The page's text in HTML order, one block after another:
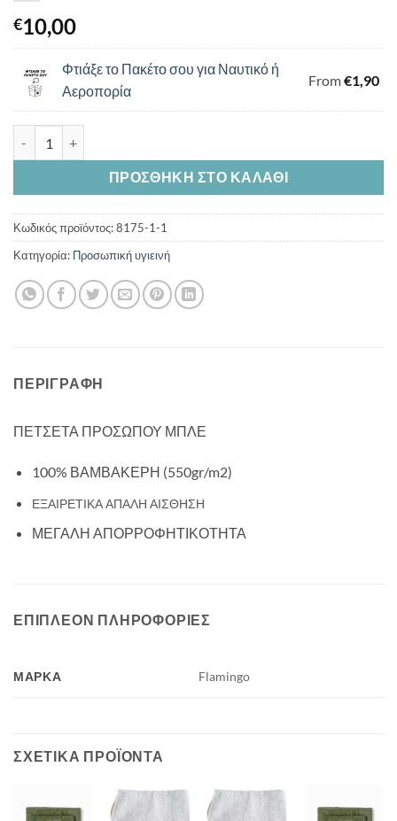
€10,00
Φτιάξε το Πακέτο σου για Ναυτικό ή
Αεροπορία
From€1,90
ΠΡΟΣΘΉΚΗ ΣΤΟ ΚΑΛΆΘΙ
Κωδικός προϊόντος:8175-1-1
Κατηγορία: Προσωπική υγιεινή
ΠΕΡΙΓΡΑΦΉ
ΠΕΤΣΕΤΑ ΠΡΟΣΩΠΟΥ ΜΠΛΕ
100% ΒΑΜΒΑΚΕΡΗ (550gr/m2)
ΕΞΑΙΡΕΤΙΚΑ ΑΠΑΛΗ ΑΙΣΘΗΣΗ
ΜΕΓΑΛΗ ΑΠΟΡΡΟΦΗΤΙΚΟΤΗΤΑ
ΕΠΙΠΛΈΟΝ ΠΛΗΡΟΦΟΡΊΕΣ
ΜΆΡΚΑ Flamingo
ΣΧΕΤΙΚΆ ΠΡΟΪΌΝΤΑ